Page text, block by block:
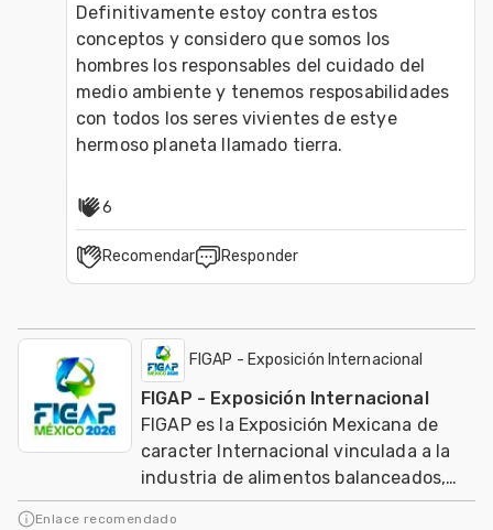
Definitivamente estoy contra estos
conceptos y considero que somos los
hombres los responsables del cuidado del
medio ambiente y tenemos resposabilidades
con todos los seres vivientes de estye
hermoso planeta llamado tierra.
6
Recomendar Responder
FIGAP - Exposición Internacional
FIGAP - Exposición Internacional
FIGAP es la Exposición Mexicana de
caracter Internacional vinculada a la
industria de alimentos balanceados,
salud, nutrición y genética en
Enlace recomendado